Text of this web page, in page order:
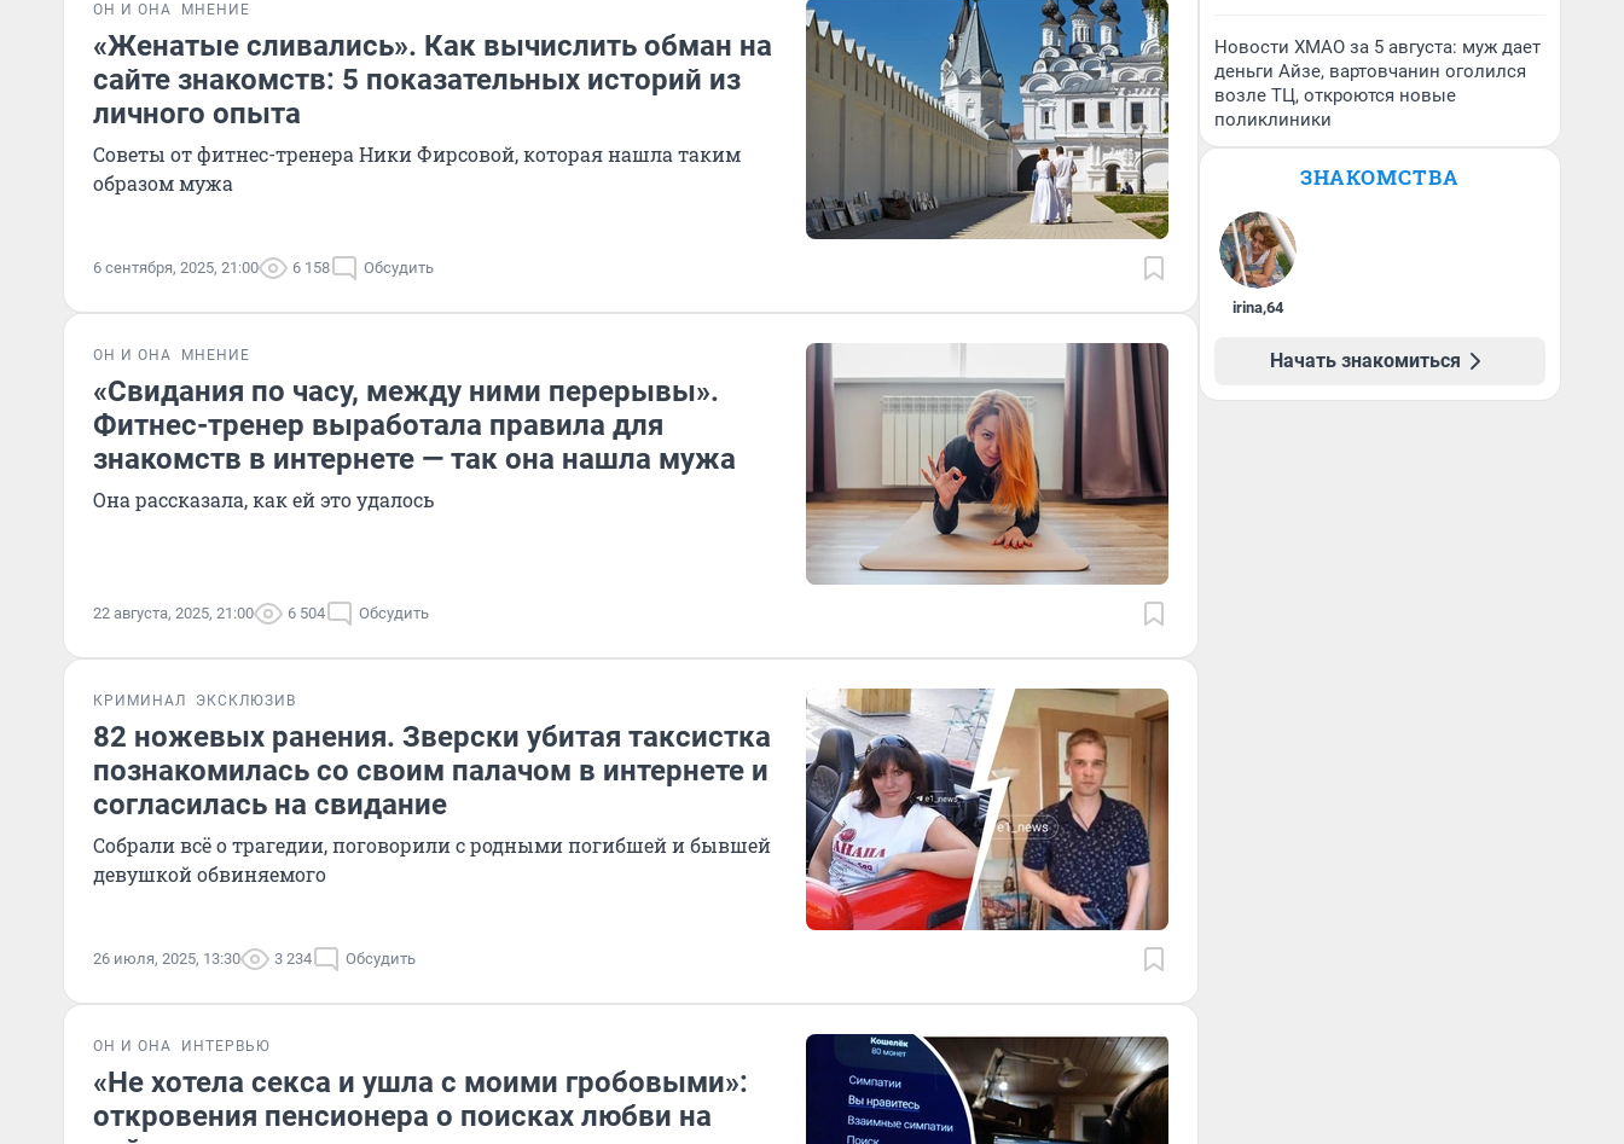
ОН И ОНА МНЕНИЕ
«Женатые сливались». Как вычислить обман на
сайте знакомств: 5 показательных историй из
личного опыта
Советы от фитнес-тренера Ники Фирсовой, которая нашла таким
образом мужа
6 сентября, 2025, 21:00 6 158 Обсудить
ОН И ОНА МНЕНИЕ
«Свидания по часу, между ними перерывы».
Фитнес-тренер выработала правила для
знакомств в интернете — так она нашла мужа
Она рассказала, как ей это удалось
22 августа, 2025, 21:00 6 504 Обсудить
КРИМИНАЛ ЭКСКЛЮЗИВ
82 ножевых ранения. Зверски убитая таксистка
познакомилась со своим палачом в интернете и
согласилась на свидание
Собрали всё о трагедии, поговорили с родными погибшей и бывшей
девушкой обвиняемого
26 июля, 2025, 13:30 3 234 Обсудить
ОН И ОНА ИНТЕРВЬЮ
«Не хотела секса и ушла с моими гробовыми»:
откровения пенсионера о поисках любви на
Новости ХМАО за 5 августа: муж дает
деньги Айзе, вартовчанин оголился
возле ТЦ, откроются новые
поликлиники
ЗНАКОМСТВА
irina,64
Начать знакомиться